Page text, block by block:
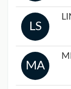
LS
MA